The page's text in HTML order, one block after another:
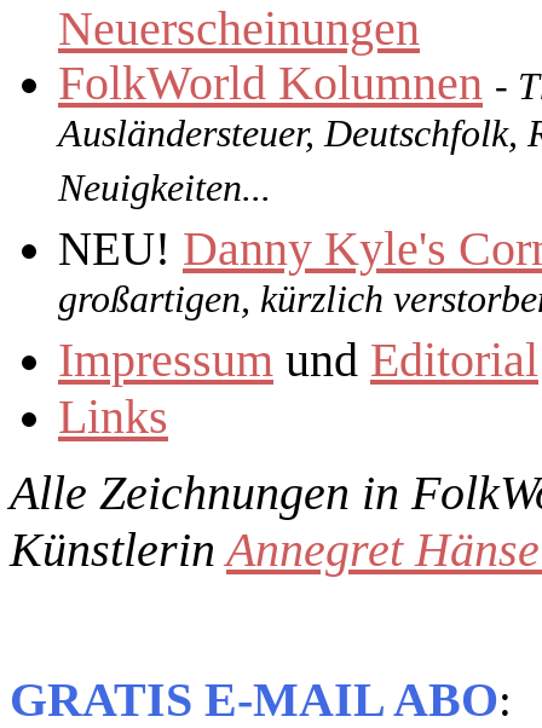
Neuerscheinungen
FolkWorld Kolumnen -
Ausländersteuer, Deutschfolk,
Neuigkeiten...
NEU! Danny Kyle's
großartigen, kürzlich
Impressum und Editorial
Links
Alle Zeichnungen in
KünstlerinAnnegret
GRATIS E-MAIL ABO: